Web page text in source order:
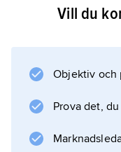
hockeyliknande
irländska spelet
1800-talet av
Vill du
Objektiv och
Prova det,